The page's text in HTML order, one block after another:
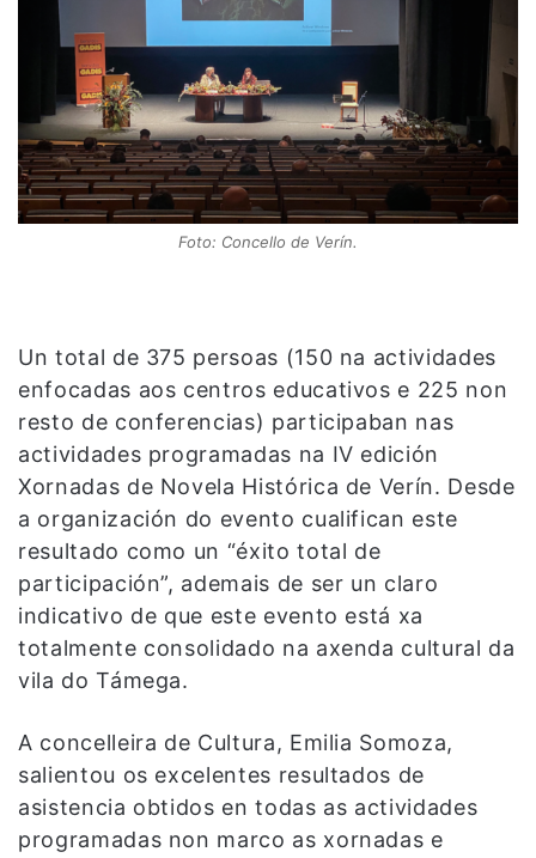
Foto: Concello de Verín.
Un total de 375 persoas (150 na actividades
enfocadas aos centros educativos e 225 non
resto de conferencias) participaban nas
actividades programadas na IV edición
Xornadas de Novela Histórica de Verín. Desde
a organización do evento cualifican este
resultado como un “éxito total de
participación”, ademais de ser un claro
indicativo de que este evento está xa
totalmente consolidado na axenda cultural da
vila do Támega.
A concelleira de Cultura, Emilia Somoza,
salientou os excelentes resultados de
asistencia obtidos en todas as actividades
programadas non marco as xornadas e